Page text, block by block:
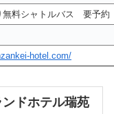
無料シャトルバス 要予約
hotel.com/
ドホテル瑞苑